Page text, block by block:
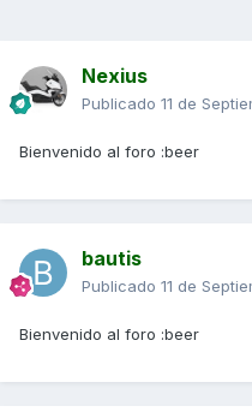
Nexius
Publicado 11 de
Bienvenido al foro :beer
bautis
Publicado 11 de
Bienvenido al foro :beer